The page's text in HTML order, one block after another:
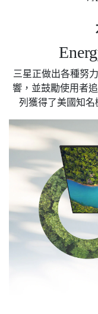
三星正做出各種努
響，並鼓勵使用者
列獲得了美國知名